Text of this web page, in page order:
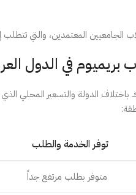
الجامعيين المعتمدين، والتي
بريميوم في الدول
باختلاف الدولة والتسعير المحلي
توفر الخدمة والطلب
متوفر بطلب مرتفع جداً